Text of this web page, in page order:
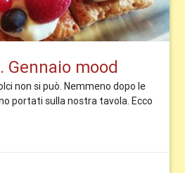
Gennaio mood
non si può. Nemmeno dopo le
portati sulla nostra tavola. Ecco